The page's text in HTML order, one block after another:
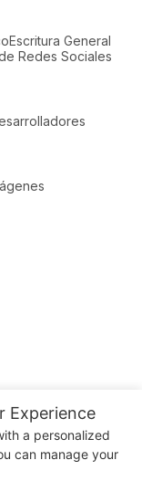
Experience
a personalized
can manage your
Escritura General
Redes Sociales
rights reserved.